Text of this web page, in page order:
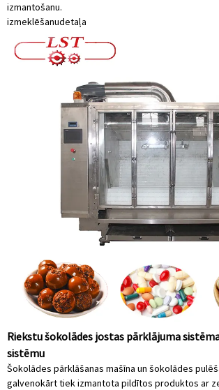
izmantošanu.
izmeklēšanudetaļa
Riekstu šokolādes jostas pārklājuma
sistēmu
Šokolādes pārklāšanas mašīna un šokolādes
galvenokārt tiek izmantota pildītos produktos ar